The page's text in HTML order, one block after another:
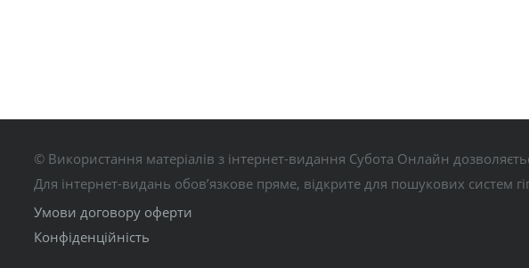
© Використання матеріалів з інтернет-видання Субота Онлайн
Для інтернет-видань обов’язкове пряме, відкрите для пошукових систем
Умови договору оферти
Конфіденційність